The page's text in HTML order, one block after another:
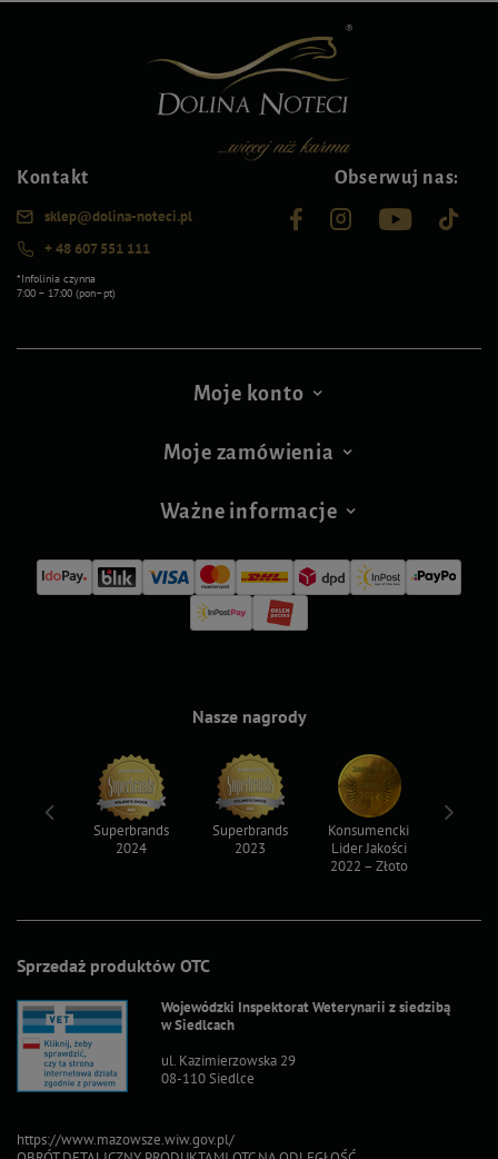
Kontakt
sklep@dolina-noteci.pl
+ 48 607 551 111
*Infolinia czynna
7:00 – 17:00 (pon–pt)
Obserwuj nas:
Moje konto
Moje zamówienia
Ważne informacje
Sprzedaż produktów OTC
Wojewódzki Inspektorat Weterynarii z siedzibą
w Siedlcach
ul. Kazimierzowska 29
08-110 Siedlce
https://www.mazowsze.wiw.gov.pl/
Nasze nagrody
Superbrands
2024
Superbrands
2023
Konsumencki
Lider Jakości
2022 – Złoto